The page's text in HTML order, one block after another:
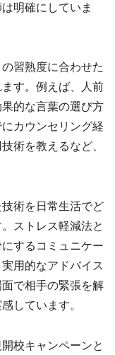
明確にしていま
習熟度に合わせた
す。例えば、人前
的な言葉の選び方
カウンセリング経
術を教えるなど、
術を日常生活でど
ストレス軽減法と
するコミュニケー
用的なアドバイス
で相手の緊張を解
しています。
校キャンペーンと